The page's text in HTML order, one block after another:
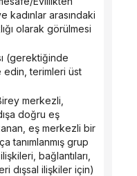
kadınlar arasındaki
olarak görülmesi
edin, terimleri üst
doğru eş
eş merkezli bir
tanımlanmış grup
bağlantıları,
dışsal ilişkiler için)